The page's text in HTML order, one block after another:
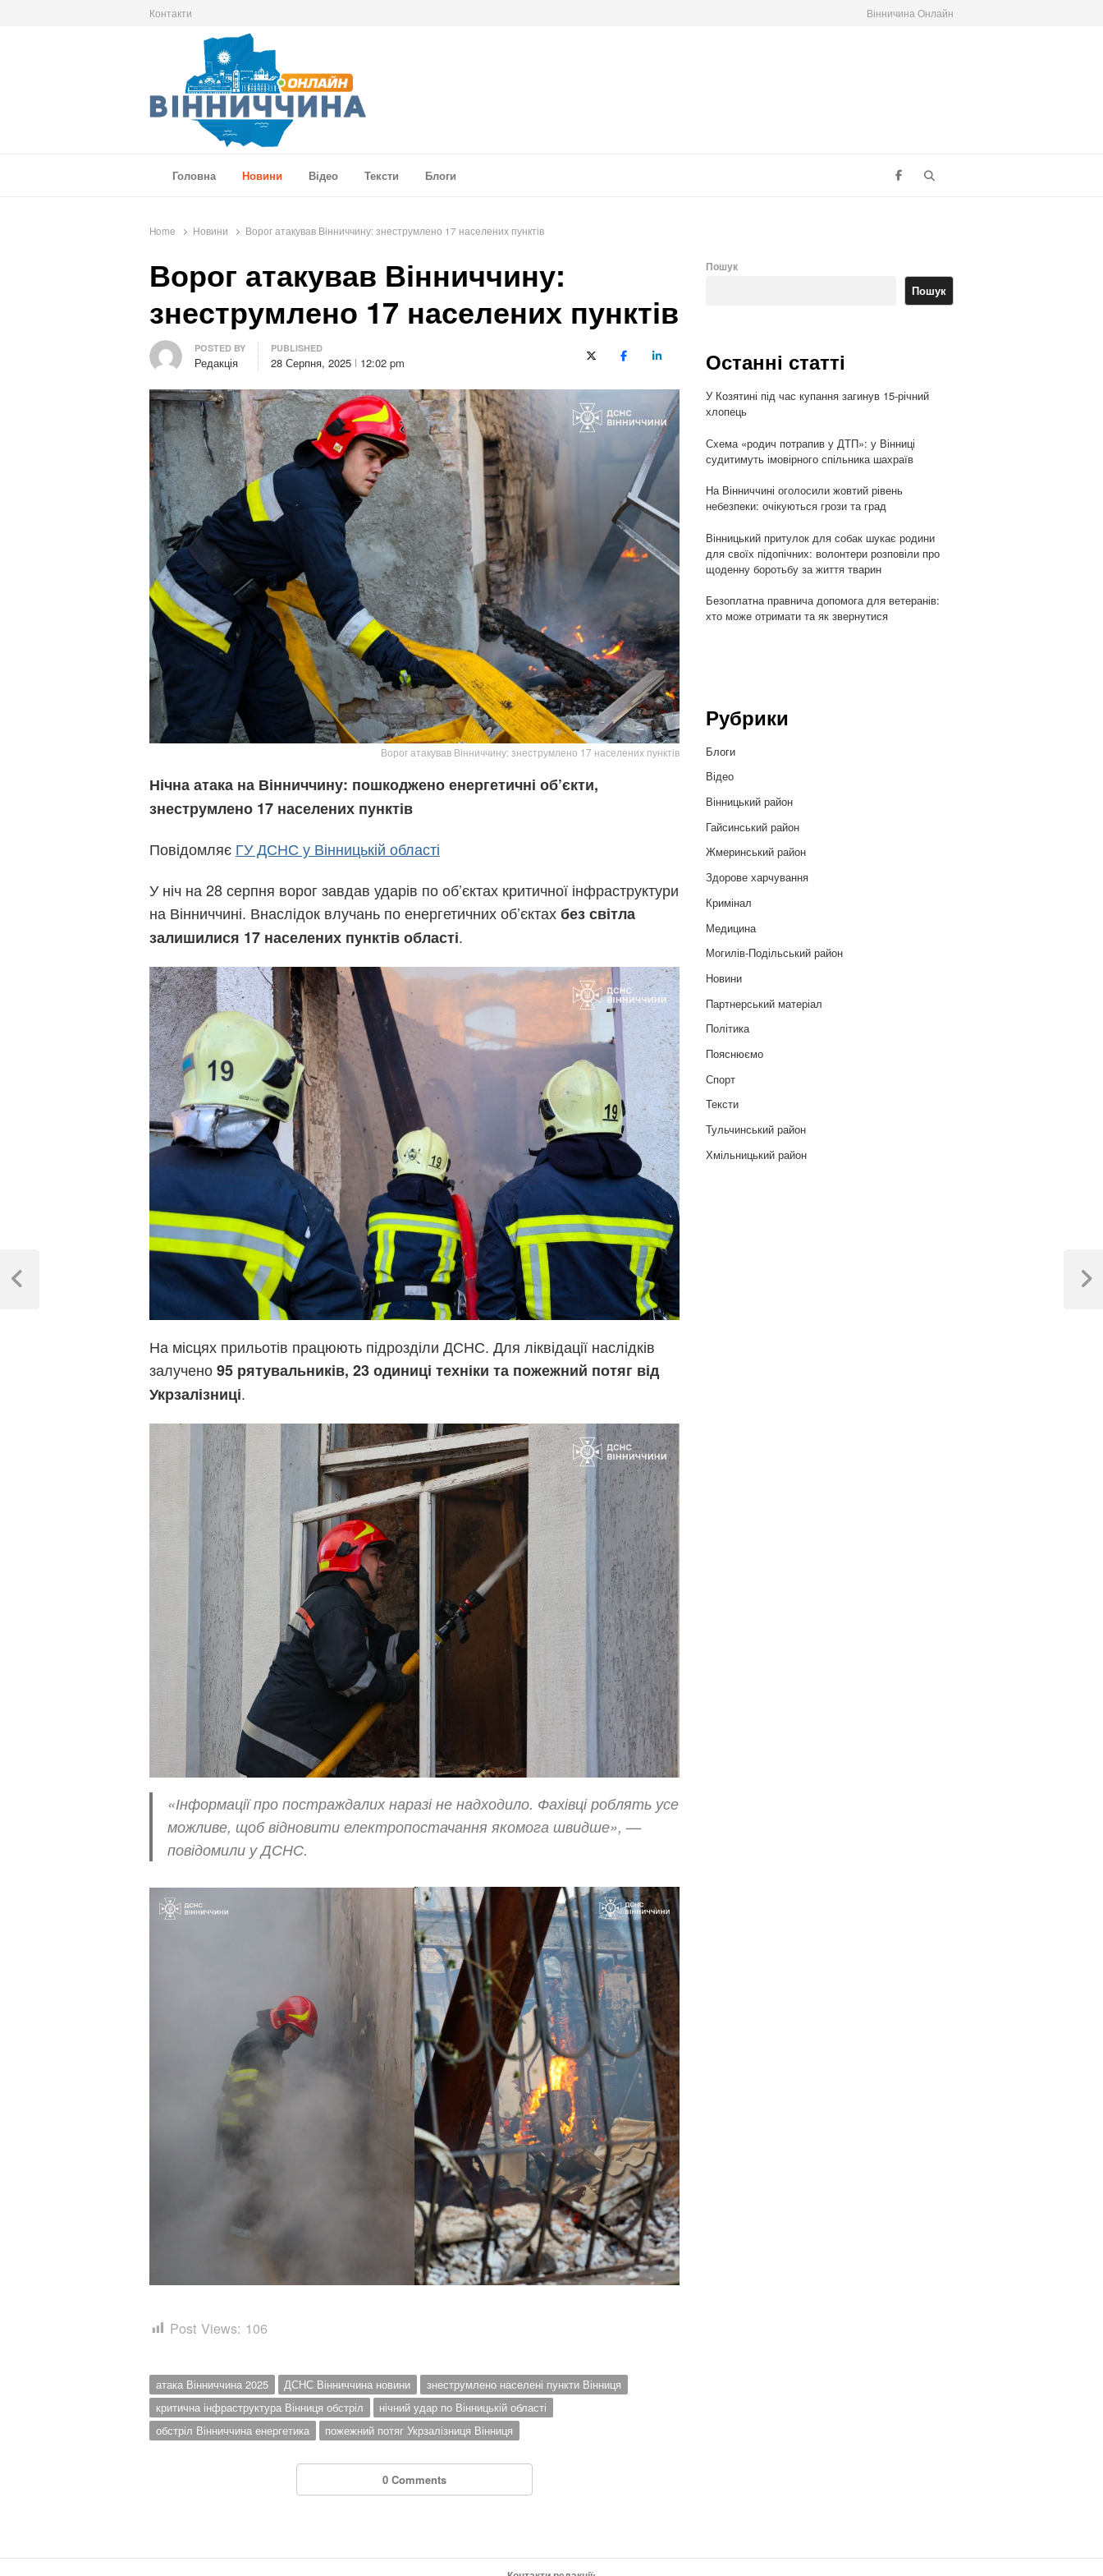
Контакти Вінничина Онлайн
Головна
Новини Відео Тексти Блоги
Home Новини Ворог атакував Вінниччину: знеструмлено 17 населених пунктів
Ворог атакував Вінниччину:
знеструмлено 17 населених пунктів
Author
POSTED BY
Редакція
PUBLISHED
28 Серпня, 2025 12:02 pm X (Twitter)FacebookLinkedIn
Ворог атакував Вінниччину: знеструмлено 17 населених пунктів
Нічна атака на Вінниччину: пошкоджено енергетичні об’єкти,
знеструмлено 17 населених пунктів
Повідомляє ГУ ДСНС у Вінницькій області
У ніч на 28 серпня ворог завдав ударів по об’єктах критичної інфраструктури
на Вінниччині. Внаслідок влучань по енергетичних об’єктахбез світла
залишилися 17 населених пунктів області.
На місцях прильотів працюють підрозділи ДСНС. Для ліквідації наслідків
залучено95 рятувальників, 23 одиниці техніки та пожежний потяг від
Укрзалізниці.
«Інформації про постраждалих наразі не надходило. Фахівці роблять усе
можливе, щоб відновити електропостачання якомога швидше», —
повідомили у ДСНС.
Post Views: 106
атака Вінниччина 2025 ДСНС Вінниччина новини
знеструмлено населені пункти Вінниця
критична інфраструктура Вінниця обстріл
нічний удар по Вінницькій області
обстріл Вінниччина енергетика
пожежний потяг Укрзалізниця Вінниця
0 Comments
Навігація
записів
Previous
Next
Пошук
Пошук
Останні статті
У Козятині під час купання загинув 15-річний
хлопець
Схема «родич потрапив у ДТП»: у Вінниці
судитимуть імовірного спільника шахраїв
На Вінниччині оголосили жовтий рівень
небезпеки: очікуються грози та град
Вінницький притулок для собак шукає родини
для своїх підопічних: волонтери розповіли про
щоденну боротьбу за життя тварин
Безоплатна правнича допомога для ветеранів:
хто може отримати та як звернутися
Рубрики
Блоги
Відео
Вінницький район
Гайсинський район
Жмеринський район
Здорове харчування
Кримінал
Медицина
Могилів-Подільський район
Новини
Партнерський матеріал
Політика
Пояснюємо
Спорт
Тексти
Тульчинський район
Хмільницький район